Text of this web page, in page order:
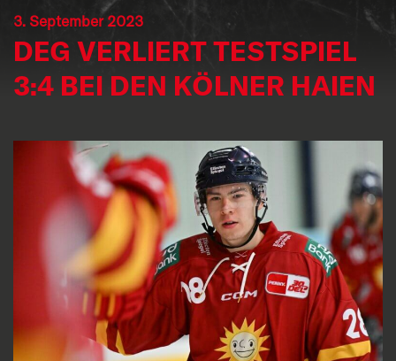
3. September 2023
DEG VERLIERT TESTSPIEL
3:4 BEI DEN KÖLNER HAIEN